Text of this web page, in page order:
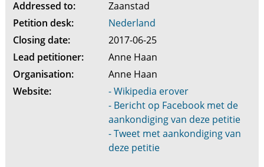
Addressed to:
Zaanstad
Petition desk:
Nederland
Closing date:
2017-06-25
Lead petitioner:
Anne Haan
Organisation:
Anne Haan
Website:
- Wikipedia erover
- Bericht op Facebook met de
aankondiging van deze petitie
- Tweet met aankondiging van
deze petitie